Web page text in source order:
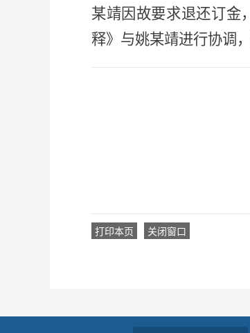
某靖因故要求退还订金，
释》 与姚某靖进行协调
打印本页 关闭窗口